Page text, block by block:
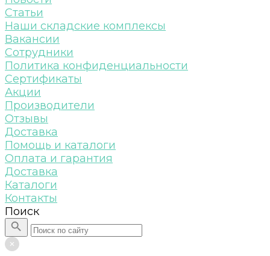
Статьи
Наши складские комплексы
Вакансии
Сотрудники
Политика конфиденциальности
Сертификаты
Акции
Производители
Отзывы
Доставка
Помощь и каталоги
Оплата и гарантия
Доставка
Каталоги
Контакты
Поиск